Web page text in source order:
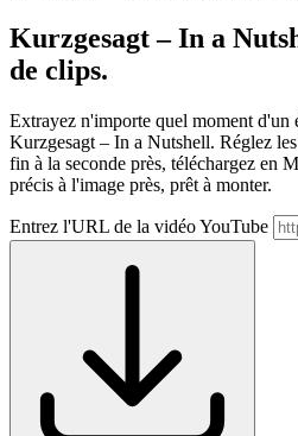
Kurzgesagt – In a
de clips.
Extrayez n'importe quel moment d'un
Kurzgesagt – In a Nutshell. Réglez
fin à la seconde près, téléchargez en
précis à l'image près, prêt à monter.
Entrez l'URL de la vidéo YouTube